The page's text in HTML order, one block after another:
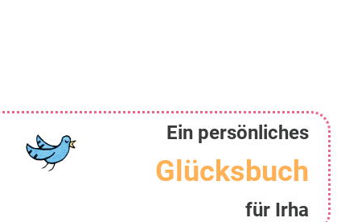
Ein persönliches
Glücksbuch
für Irha